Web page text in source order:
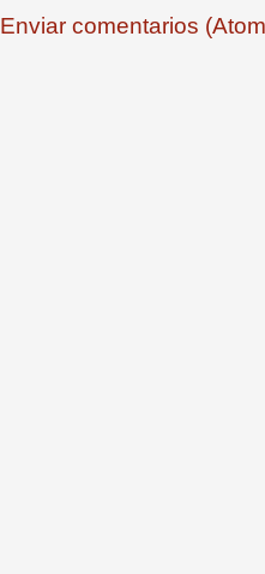
Enviar comentarios